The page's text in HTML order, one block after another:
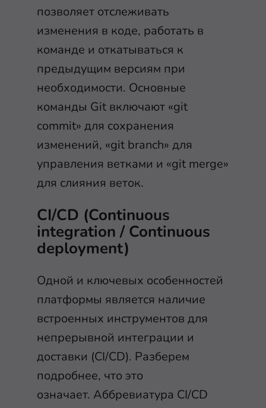
позволяет отслеживать
изменения в коде, работать в
команде и откатываться к
предыдущим версиям при
необходимости. Основные
команды Git включают «git
commit» для сохранения
изменений, «git branch» для
управления ветками и «git merge»
для слияния веток.
CI/CD (Continuous
integration / Continuous
deployment)
Одной и ключевых особенностей
платформы является наличие
встроенных инструментов для
непрерывной интеграции и
доставки (CI/CD). Разберем
подробнее, что это
означает. Аббревиатура CI/CD